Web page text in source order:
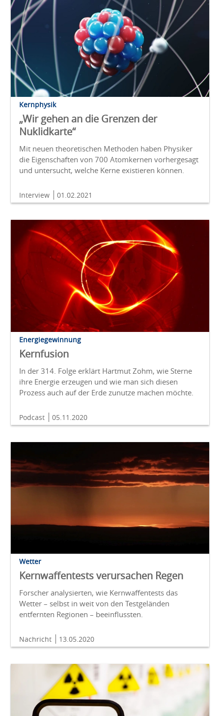
Kernphysik
„Wir gehen an die Grenzen der
Nuklidkarte“
Mit neuen theoretischen Methoden haben Physiker
die Eigenschaften von 700 Atomkernen vorhergesagt
und untersucht, welche Kerne existieren können.
Interview 01.02.2021
Energiegewinnung
Kernfusion
In der 314. Folge erklärt Hartmut Zohm, wie Sterne
ihre Energie erzeugen und wie man sich diesen
Prozess auch auf der Erde zunutze machen möchte.
Podcast 05.11.2020
Wetter
Kernwaffentests verursachen Regen
Forscher analysierten, wie Kernwaffentests das
Wetter – selbst in weit von den Testgeländen
entfernten Regionen – beeinflussten.
Nachricht 13.05.2020